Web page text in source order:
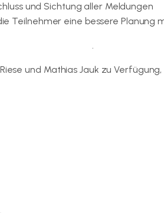
und Sichtung aller Meldungen
Teilnehmer eine bessere Planung
.
und Mathias Jauk zu Verfügung,